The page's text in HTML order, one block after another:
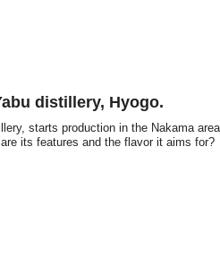
distillery, Hyogo.
starts production in the Nakama
its features and the flavor it aims for?